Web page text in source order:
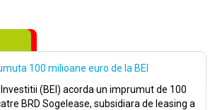
100 milioane euro de la BEI
(BEI) acorda un imprumut de 100
BRD Sogelease, subsidiara de leasing a